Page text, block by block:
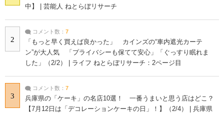
中】 | 芸能人 ねとらぼリサーチ
2
コメント数： 7
「もっと早く買えば良かった」 カインズの“車内遮光カーテ
ン”が大人気 「プライバシーも保てて安心」「ぐっすり眠れま
した」（2/2） | ライフ ねとらぼリサーチ：2ページ目
3
コメント数： 7
兵庫県の「ケーキ」の名店10選！ 一番うまいと思う店はどこ？
【7月12日は「デコレーションケーキの日」！】（2/4） | 兵庫県